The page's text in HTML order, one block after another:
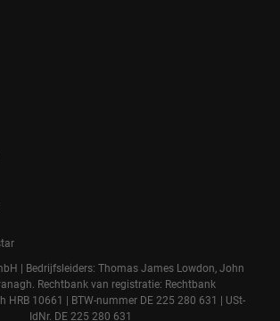
| Bedrijfsleiders: Thomas James Lowdon, John
Rechtbank van registratie: Rechtbank
HRB 10661 | BTW-nummer DE 225 280 631 | USt-
IdNr. DE 225 280 631